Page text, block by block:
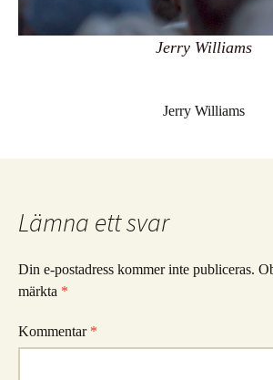
Jerry Williams
Jerry Williams
Lämna ett svar
Din e-postadress kommer inte publiceras.
märkta *
Kommentar *